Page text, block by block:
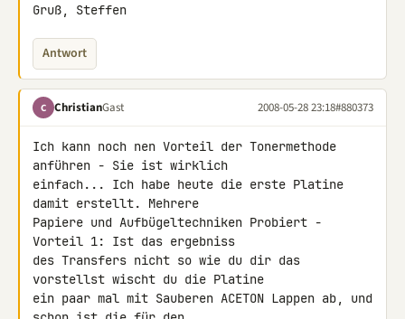
Gruß, Steffen
Antwort
C ChristianGast 2008-05-28 23:18#880373
Ich kann noch nen Vorteil der Tonermethode
anführen - Sie ist wirklich
einfach... Ich habe heute die erste Platine
damit erstellt. Mehrere
Papiere und Aufbügeltechniken Probiert -
Vorteil 1: Ist das ergebniss
des Transfers nicht so wie du dir das
vorstellst wischt du die Platine
ein paar mal mit Sauberen ACETON Lappen ab, und